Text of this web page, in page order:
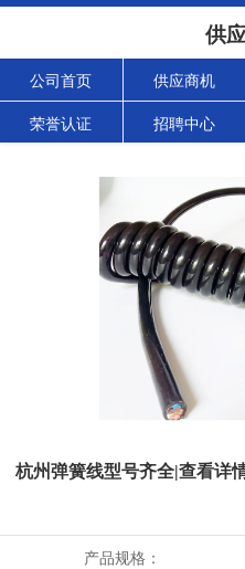
供
公司首页 供应商机
荣誉认证 招聘中心
杭州弹簧线型号齐全|查看详
产品规格：